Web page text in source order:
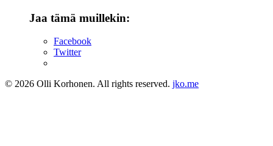
Jaa tämä muillekin:
Facebook
Twitter
© 2026 Olli Korhonen. All rights reserved. jko.me